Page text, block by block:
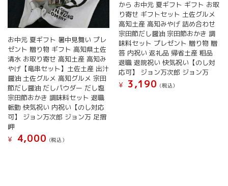
お中元 夏ギフト 暑中見舞い プレ
ゼント 贈り物 ギフト 高知県土佐
清水 お取り寄せ 高知土産 高知み
やげ【竜串セット】土佐土産 出汁
醤油 土佐グルメ 高知グルメ 宗田
節だし醤油 だしパウダー だし塩
宗田節おかき 調味料セット 退職
転勤 快気祝い 内祝い【のし対応
可】 ジョン万次郎 ジョン万 足摺
岬
¥
4,000 (税込）
から お中元 夏ギフト ギフト お取
り寄せ ギフトセット 土佐グルメ
高知土産 高知みやげ 詰め合わせ
宗田節だし醤油 宗田節おかき 調
味料セット プレゼント 贈り物 贈
答 内祝い 返礼品 帰省土産 粗品
退職 退院祝い 快気祝い【のし対
応可】 ジョン万次郎 ジョン万
¥
3,190 (税込）